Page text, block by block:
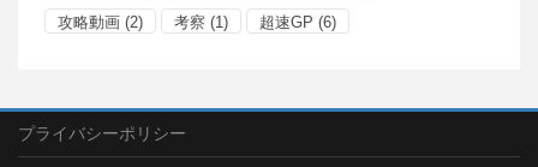
攻略動画 (2) 考察 (1) 超速GP (6)
プライバシーポリシー